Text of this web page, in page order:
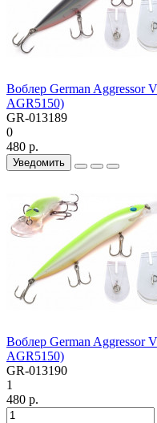
Воблер German Aggressor
AGR5150)
GR-013189
0
480 р.
Уведомить
Воблер German Aggressor
AGR5150)
GR-013190
1
480 р.